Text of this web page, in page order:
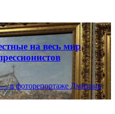
на весь мир
в фоторепортаже Дмитрия